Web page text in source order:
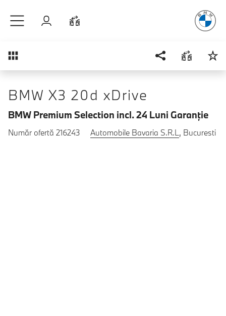
Autentificare
Prezentare generală
BMW X3 20d xDrive
BMW Premium Selection incl. 24 Luni Garanţie
Număr ofertă 216243 Automobile Bavaria S.R.L, Bucuresti